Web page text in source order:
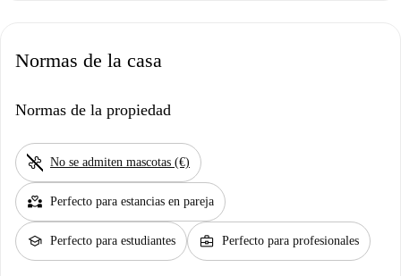
Normas de la casa
Normas de la propiedad
pet_supplies No se admiten mascotas (€)
partner_heart Perfecto para estancias en pareja
school Perfecto para estudiantes business_center Perfecto para profesionales